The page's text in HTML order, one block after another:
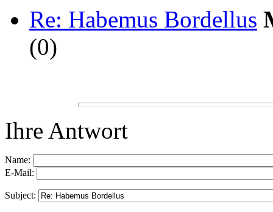
Re: Habemus Bordellus
(0)
Ihre Antwort
Name:
E-Mail:
Subject: